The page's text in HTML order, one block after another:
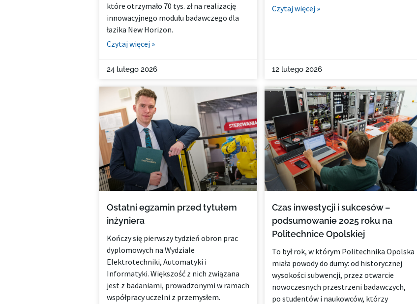
które otrzymało 70 tys. zł na realizację
innowacyjnego modułu badawczego dla
łazika New Horizon.
Czytaj więcej »
24 lutego 2026
Czytaj więcej »
12 lutego 2026
Ostatni egzamin przed tytułem
inżyniera
Kończy się pierwszy tydzień obron prac
dyplomowych na Wydziale
Elektrotechniki, Automatyki i
Informatyki. Większość z nich związana
jest z badaniami, prowadzonymi w ramach
współpracy uczelni z przemysłem.
Czas inwestycji i sukcesów –
podsumowanie 2025 roku na
Politechnice Opolskiej
To był rok, w którym Politechnika Opolska
miała powody do dumy: od historycznej
wysokości subwencji, przez otwarcie
nowoczesnych przestrzeni badawczych,
po studentów i naukowców, którzy